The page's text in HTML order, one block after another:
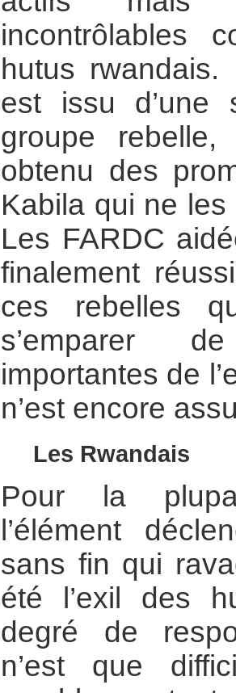
incontrôlables
hutus
est issu d’une
groupe
obtenu des
Kabila qui ne
Les FARDC
finalement
ces rebelles
s’emparer
importantes de
n’est encore
Les Rwandais
Pour la
l’élément
sans fin qui
été l’exil des
degré de
n’est que